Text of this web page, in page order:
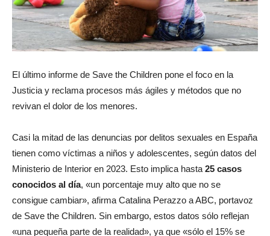
El último informe de Save the Children pone el foco en la
Justicia y reclama procesos más ágiles y métodos que no
revivan el dolor de los menores.
Casi la mitad de las denuncias por delitos sexuales en España
tienen como víctimas a niños y adolescentes, según datos del
Ministerio de Interior en 2023. Esto implica hasta25 casos
conocidos al día, «un porcentaje muy alto que no se
consigue cambiar», afirma Catalina Perazzo a ABC, portavoz
de Save the Children. Sin embargo, estos datos sólo reflejan
«una pequeña parte de la realidad», ya que «sólo el 15% se